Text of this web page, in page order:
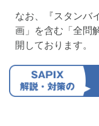
なお、『スタンバ
画」を含む「全問
開しております。